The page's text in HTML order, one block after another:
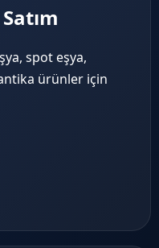
spot eşya,
ürünler için